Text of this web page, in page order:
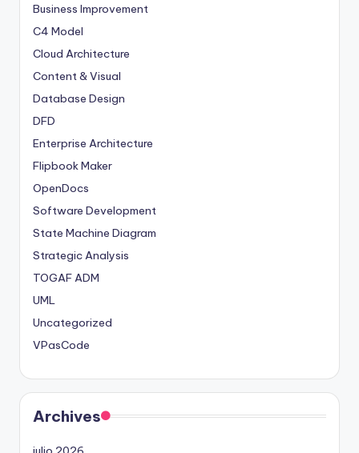
Business Improvement
C4 Model
Cloud Architecture
Content & Visual
Database Design
DFD
Enterprise Architecture
Flipbook Maker
OpenDocs
Software Development
State Machine Diagram
Strategic Analysis
TOGAF ADM
UML
Uncategorized
VPasCode
Archives